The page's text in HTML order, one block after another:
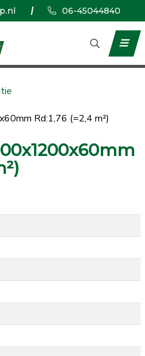
06-45044840
Rd:1,76 (=2,4 m²)